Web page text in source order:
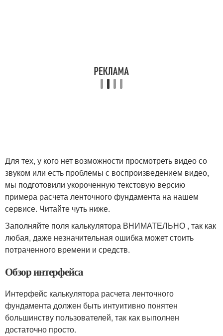
Для тех, у кого нет возможности просмотреть видео со
звуком или есть проблемы с воспроизведением видео,
мы подготовили укороченную текстовую версию
примера расчета ленточного фундамента на нашем
сервисе. Читайте чуть ниже.
Заполняйте поля калькулятора ВНИМАТЕЛЬНО , так как
любая, даже незначительная ошибка может стоить
потраченного времени и средств.
Обзор интерфейса
Интерфейс калькулятора расчета ленточного
фундамента должен быть интуитивно понятен
большинству пользователей, так как выполнен
достаточно просто.